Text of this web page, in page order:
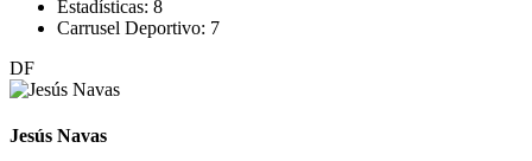
Estadísticas: 8
Carrusel Deportivo: 7
DF
Jesús Navas